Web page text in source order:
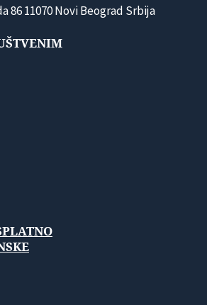
86 11070 Novi Beograd Srbija